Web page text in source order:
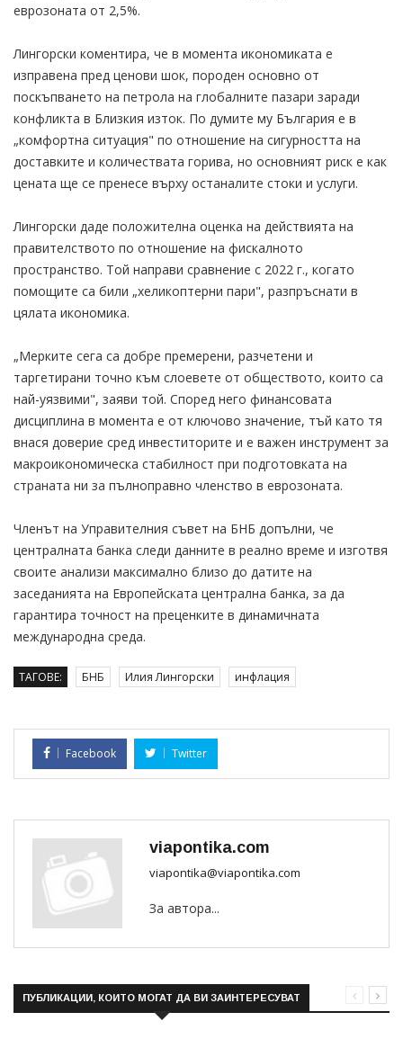
еврозоната от 2,5%.
Лингорски коментира, че в момента икономиката е
изправена пред ценови шок, породен основно от
поскъпването на петрола на глобалните пазари заради
конфликта в Близкия изток. По думите му България е в
„комфортна ситуация" по отношение на сигурността на
доставките и количествата горива, но основният риск е как
цената ще се пренесе върху останалите стоки и услуги.
Лингорски даде положителна оценка на действията на
правителството по отношение на фискалното
пространство. Той направи сравнение с 2022 г., когато
помощите са били „хеликоптерни пари", разпръснати в
цялата икономика.
„Мерките сега са добре премерени, разчетени и
таргетирани точно към слоевете от обществото, които са
най-уязвими", заяви той. Според него финансовата
дисциплина в момента е от ключово значение, тъй като тя
внася доверие сред инвеститорите и е важен инструмент за
макроикономическа стабилност при подготовката на
страната ни за пълноправно членство в еврозоната.
Членът на Управителния съвет на БНБ допълни, че
централната банка следи данните в реално време и изготвя
своите анализи максимално близо до датите на
заседанията на Европейската централна банка, за да
гарантира точност на преценките в динамичната
международна среда.
ТАГОВЕ: БНБ Илия Лингорски инфлация
Facebook Twitter
viapontika.com
viapontika@viapontika.com
За автора...
ПУБЛИКАЦИИ, КОИТО МОГАТ ДА ВИ ЗАИНТЕРЕСУВАТ